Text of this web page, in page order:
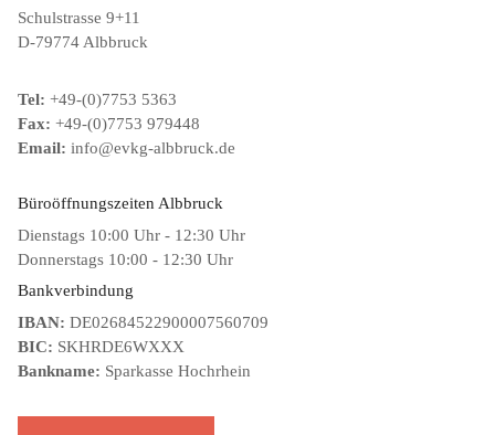
Schulstrasse 9+11
D-79774 Albbruck
Tel: +49-(0)7753 5363
Fax: +49-(0)7753 979448
Email: info@evkg-albbruck.de
Büroöffnungszeiten Albbruck
Dienstags 10:00 Uhr - 12:30 Uhr
Donnerstags 10:00 - 12:30 Uhr
Bankverbindung
IBAN: DE02684522900007560709
BIC: SKHRDE6WXXX
Bankname: Sparkasse Hochrhein